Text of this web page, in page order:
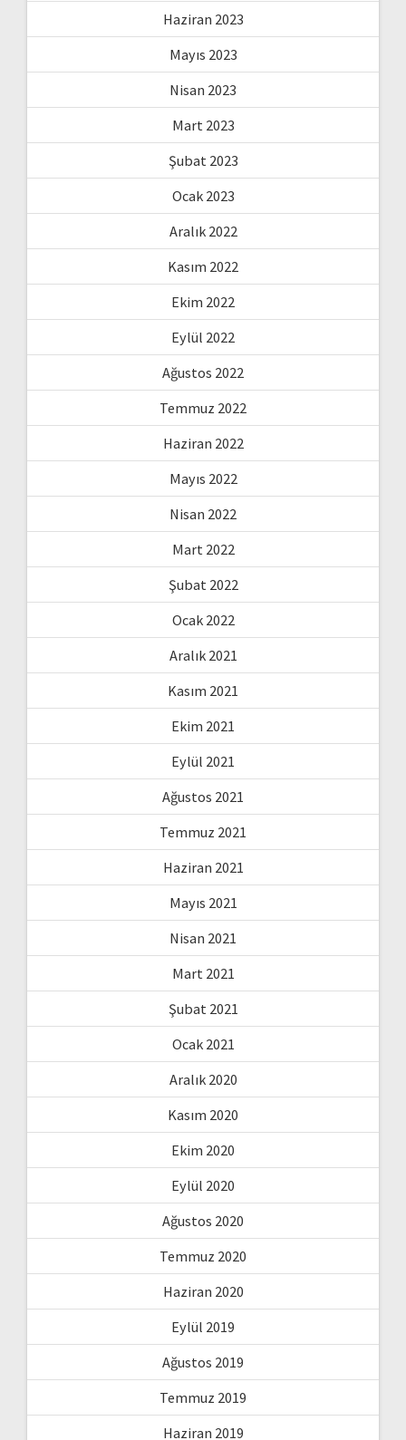
Haziran 2023
Mayıs 2023
Nisan 2023
Mart 2023
Şubat 2023
Ocak 2023
Aralık 2022
Kasım 2022
Ekim 2022
Eylül 2022
Ağustos 2022
Temmuz 2022
Haziran 2022
Mayıs 2022
Nisan 2022
Mart 2022
Şubat 2022
Ocak 2022
Aralık 2021
Kasım 2021
Ekim 2021
Eylül 2021
Ağustos 2021
Temmuz 2021
Haziran 2021
Mayıs 2021
Nisan 2021
Mart 2021
Şubat 2021
Ocak 2021
Aralık 2020
Kasım 2020
Ekim 2020
Eylül 2020
Ağustos 2020
Temmuz 2020
Haziran 2020
Eylül 2019
Ağustos 2019
Temmuz 2019
Haziran 2019